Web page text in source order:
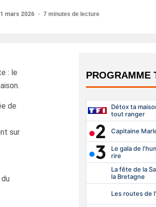
1 mars 2026 7 minutes de lecture
: le
de
sur
PROGRAMME